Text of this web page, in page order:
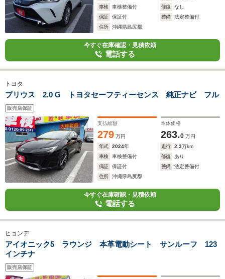
車検
車検整備付 修復
なし
保証
保証付 整備
法定整備付
住所
沖縄県島尻郡
今すぐ在庫確認・見積依頼
電話する
トヨタ
プリウス 2.0 G トヨタセーフティーセンス 純正ナビ フル
販売店保証
支払総額
279 万円
本体価格
263.0 万円
年式
2024年 走行 2.3万km
車検
車検整備付 修復
あり
保証
保証付 整備
法定整備付
住所
沖縄県島尻郡
今すぐ在庫確認・見積依頼
電話する
ヒョンデ
アイオニック5 ラウンジ 本革電動シート サンルーフ 123
インチナ
販売店保証